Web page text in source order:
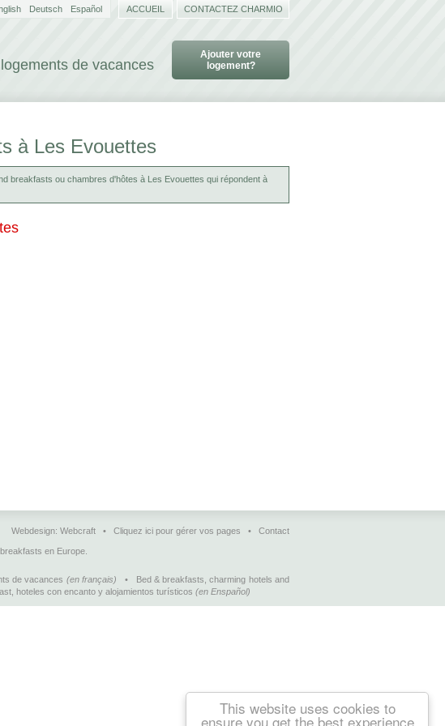
This website uses cookies to
ensure you get the best experience
de vacances
Ajouter votre
logement?
Deutsch Español ACCUEIL CONTACTEZ CHARMIO
à Les Evouettes
breakfasts ou chambres d'hôtes à Les Evouettes qui répondent à
Webdesign: Webcraft • Cliquez ici pour gérer vos pages • Contact
en Europe.
de vacances (en français) •
Bed & breakfasts, charming hotels and
hoteles con encanto y alojamientos turísticos (en Enspañol)